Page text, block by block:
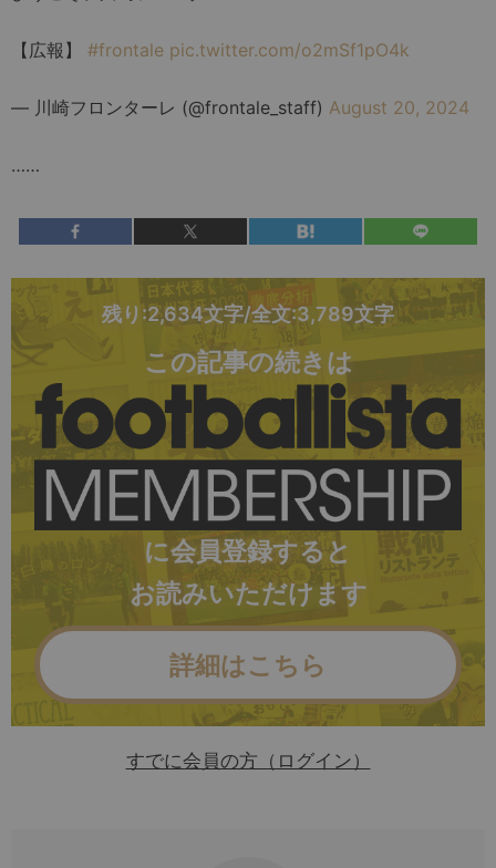
【広報】 #frontale pic.twitter.com/o2mSf1pO4k
— 川崎フロンターレ (@frontale_staff) August 20, 2024
……
残り:2,634文字/全文:3,789文字
この記事の続きは
に会員登録すると
お読みいただけます
詳細はこちら
すでに会員の方（ログイン）